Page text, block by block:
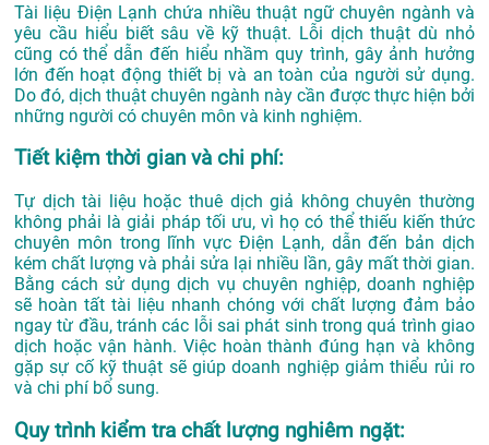
Tài liệu Điện Lạnh chứa nhiều thuật ngữ chuyên ngành và
yêu cầu hiểu biết sâu về kỹ thuật. Lỗi dịch thuật dù nhỏ
cũng có thể dẫn đến hiểu nhầm quy trình, gây ảnh hưởng
lớn đến hoạt động thiết bị và an toàn của người sử dụng.
Do đó, dịch thuật chuyên ngành này cần được thực hiện bởi
những người có chuyên môn và kinh nghiệm.
Tiết kiệm thời gian và chi phí:
Tự dịch tài liệu hoặc thuê dịch giả không chuyên thường
không phải là giải pháp tối ưu, vì họ có thể thiếu kiến thức
chuyên môn trong lĩnh vực Điện Lạnh, dẫn đến bản dịch
kém chất lượng và phải sửa lại nhiều lần, gây mất thời gian.
Bằng cách sử dụng dịch vụ chuyên nghiệp, doanh nghiệp
sẽ hoàn tất tài liệu nhanh chóng với chất lượng đảm bảo
ngay từ đầu, tránh các lỗi sai phát sinh trong quá trình giao
dịch hoặc vận hành. Việc hoàn thành đúng hạn và không
gặp sự cố kỹ thuật sẽ giúp doanh nghiệp giảm thiểu rủi ro
và chi phí bổ sung.
Quy trình kiểm tra chất lượng nghiêm ngặt: